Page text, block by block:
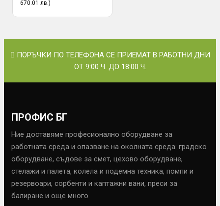
670.01 лв.)
ПОРЪЧКИ ПО ТЕЛЕФОНА СЕ ПРИЕМАТ В РАБОТНИ ДНИ
ОТ 9:00 Ч. ДО 18:00 Ч.
ПРОФИС БГ
Ние доставяме професионално оборудване за
работната среда и опазване на околната среда: градско
оборудване, съдове за смет, цехово оборудване,
стелажи и палета, колела и подемна техника, помпи и
резервоари, сорбенти и каптажни вани, преси за
балиране и още много